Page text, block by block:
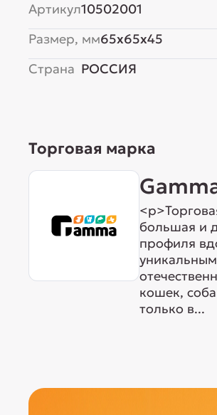
Артикул10502001
Размер, мм65x65x45
Страна РОССИЯ
Торговая марка
большая и
профиля
кошек,
только в...